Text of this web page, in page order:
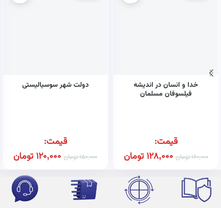
خدا و انسان در اندیشه
فیلسوفان مسلمان
قیمت:
160,000تومان 128,000تومان
دولت شهر سوسیالیستی
قیمت:
150,000تومان 120,000تومان